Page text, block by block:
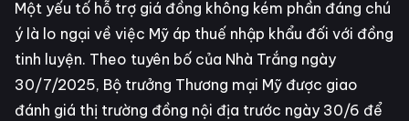
Một yếu tố hỗ trợ giá đồng không kém phần đáng chú
ý là lo ngại về việc Mỹ áp thuế nhập khẩu đối với đồng
tinh luyện. Theo tuyên bố của Nhà Trắng ngày
30/7/2025, Bộ trưởng Thương mại Mỹ được giao
đánh giá thị trường đồng nội địa trước ngày 30/6 để